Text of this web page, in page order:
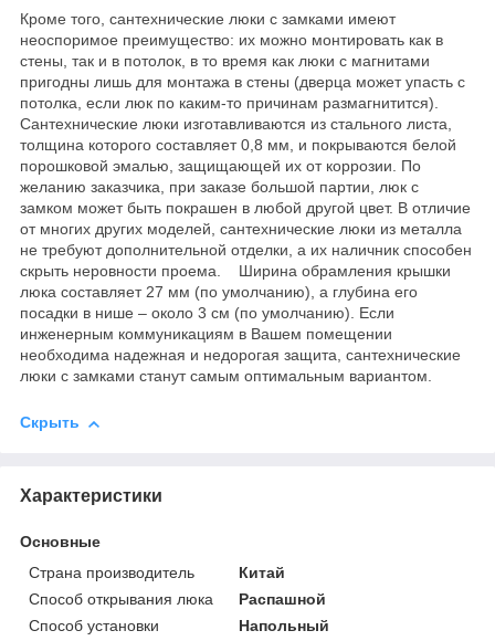
Кроме того, сантехнические люки с замками имеют
неоспоримое преимущество: их можно монтировать как в
стены, так и в потолок, в то время как люки с магнитами
пригодны лишь для монтажа в стены (дверца может упасть с
потолка, если люк по каким-то причинам размагнитится).
Сантехнические люки изготавливаются из стального листа,
толщина которого составляет 0,8 мм, и покрываются белой
порошковой эмалью, защищающей их от коррозии. По
желанию заказчика, при заказе большой партии, люк с
замком может быть покрашен в любой другой цвет. В отличие
от многих других моделей, сантехнические люки из металла
не требуют дополнительной отделки, а их наличник способен
скрыть неровности проема. Ширина обрамления крышки
люка составляет 27 мм (по умолчанию), а глубина его
посадки в нише – около 3 см (по умолчанию). Если
инженерным коммуникациям в Вашем помещении
необходима надежная и недорогая защита, сантехнические
люки с замками станут самым оптимальным вариантом.
Скрыть
Характеристики
Основные
Страна производитель
Китай
Способ открывания люка
Распашной
Способ установки
Напольный